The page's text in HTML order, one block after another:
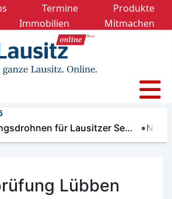
Termine
Produkte
Immobilien
Mitmachen
für Lausitzer Se… Nächtliche
Lübben